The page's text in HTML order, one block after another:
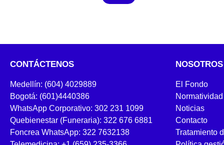
CONTÁCTENOS NOSOTROS
Medellín: (604) 4029889
Bogotá: (601)4440386
WhatsApp Corporativo: 302 231 1099
Quebienestar (Funeraria): 322 676 6881
Foncrea WhatsApp: 322 7632138
El Fondo
Normatividad
Noticias
Contacto
Tratamiento